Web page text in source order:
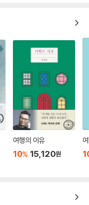
저자의 책, 그리고 두 번째
살아가는 이 시점에 어울
음은 간질간질한데 꼭 멀
에서 벗어나 혼자 천천히
이국적인 정취가 가득한 이
때 묻은 당신의 여행 이야
여행의 이유
10% 15,120원